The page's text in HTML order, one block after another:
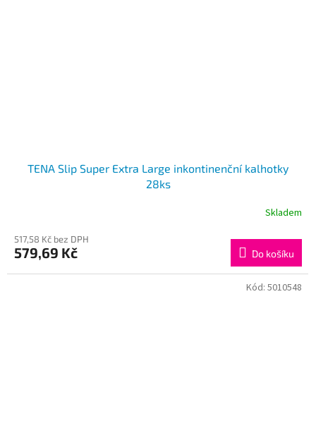
TENA Slip Super Extra Large inkontinenční kalhotky
28ks
Skladem
517,58 Kč bez DPH
579,69 Kč Do košíku
Kód: 5010548